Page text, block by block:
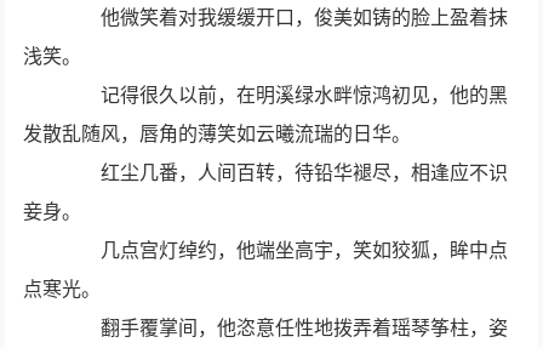
他微笑着对我缓缓开口，俊美如铸的脸上盈着抹
浅笑。
记得很久以前，在明溪绿水畔惊鸿初见，他的黑
发散乱随风，唇角的薄笑如云曦流瑞的日华。
红尘几番，人间百转，待铅华褪尽，相逢应不识
妾身。
几点宫灯绰约，他端坐高宇，笑如狡狐，眸中点
点寒光。
翻手覆掌间，他恣意任性地拨弄着瑶琴筝柱，姿